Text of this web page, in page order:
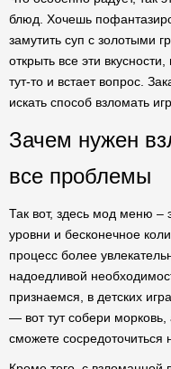
блюд. Хочешь
замутить суп с золотыми
открыть все эти
тут-то и встает вопрос.
искать способ взломать
Зачем нужен
все проблемы
Так вот, здесь мод меню
уровни и бесконечное
процесс более
надоедливой
признаемся, в детских
— вот тут собери
сможете